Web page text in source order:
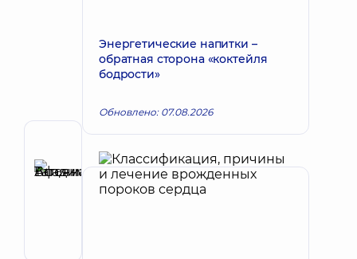
Афонина
Татьяна
Запись к врачу
Энергетические напитки –
обратная сторона «коктейля
бодрости»
Обновлено: 07.08.2026